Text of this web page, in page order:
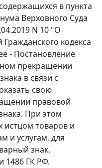
в пункта
Верховного Суда
N 10 "О
кодекса
- Постановление
прекращении
в связи с
свою
правовой
При этом
товаров и
и услугам, для
знак,
1486 ГК РФ.